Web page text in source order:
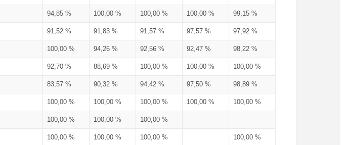
94,85 % 100,00 % 100,00 % 100,00 % 99,15 %
91,52 % 91,83 % 91,57 % 97,57 % 97,92 %
100,00 % 94,26 % 92,56 % 92,47 % 98,22 %
92,70 % 88,69 % 100,00 % 100,00 % 100,00 %
83,57 % 90,32 % 94,42 % 97,50 % 98,89 %
100,00 % 100,00 % 100,00 % 100,00 % 100,00 %
100,00 % 100,00 % 100,00 %
100,00 % 100,00 % 100,00 % 100,00 %